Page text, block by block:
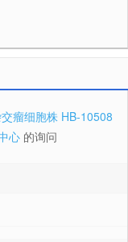
瘤细胞株 HB-10508
心 的询问